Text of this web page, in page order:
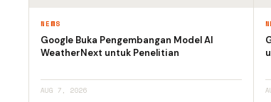
NEWS
Google Buka Pengembangan Model AI
WeatherNext untuk Penelitian
AUG 7, 2026